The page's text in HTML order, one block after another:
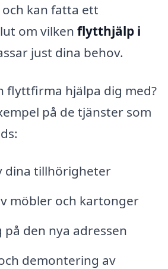
kan fatta ett
om vilken flytthjälp i
just dina behov.
flyttfirma hjälpa dig med?
på de tjänster som
dina tillhörigheter
möbler och kartonger
på den nya adressen
demontering av